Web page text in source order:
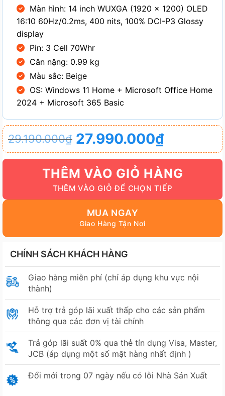
Màn hình: 14 inch WUXGA (1920 x 1200) OLED
16:10 60Hz/0.2ms, 400 nits, 100% DCI-P3 Glossy
display
Pin: 3 Cell 70Whr
Cân nặng: 0.99 kg
Màu sắc: Beige
OS: Windows 11 Home + Microsoft Office Home
2024 + Microsoft 365 Basic
29.190.000₫
Giá
gốc
29.190.000₫.
27.990.000₫
Giá
hiện
27.990.000₫.
THÊM VÀO GIỎ HÀNG
MUA NGAY
CHÍNH SÁCH KHÁCH HÀNG
Giao hàng miễn phí (chỉ áp dụng khu vực nội
thành)
Hỗ trợ trả góp lãi xuất thấp cho các sản phẩm
thông qua các đơn vị tài chính
Trả góp lãi suất 0% qua thẻ tín dụng Visa, Master,
JCB (áp dụng một số mặt hàng nhất định )
Đổi mới trong 07 ngày nếu có lỗi Nhà Sản Xuất